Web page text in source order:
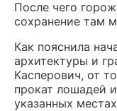
После чего
сохранение там
Как пояснила
архитектуры и
Касперович, от
прокат лошадей
указанных